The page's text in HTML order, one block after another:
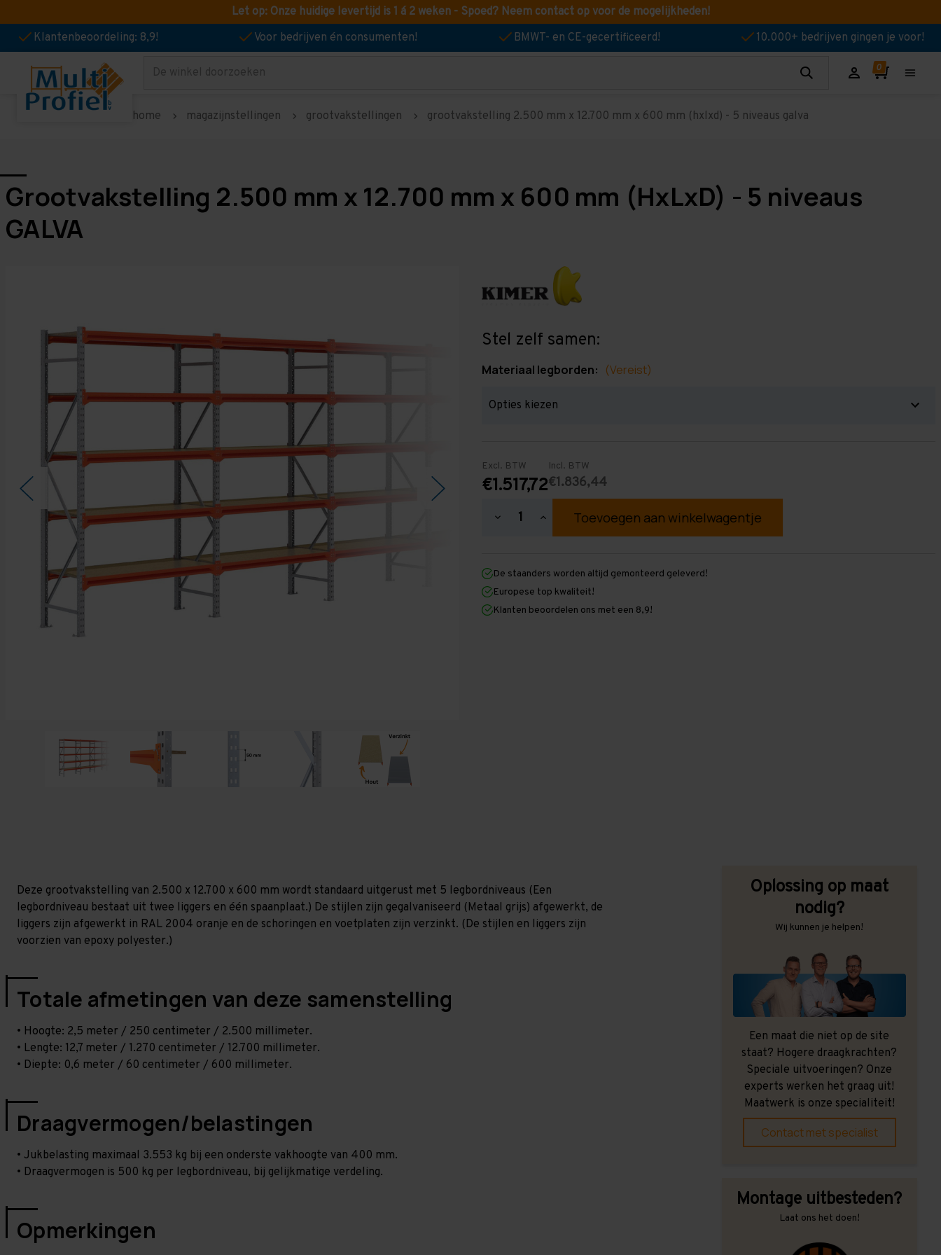
Let op: Onze huidige levertijd is 1 á 2 weken - Spoed? Neem contact op voor de mogelijkheden!
Klantenbeoordeling: 8,9!
Voor bedrijven én consumenten! BMWT- en CE-gecertificeerd! 10.000+ bedrijven gingen je voor!
Zoeken
home magazijnstellingen grootvakstellingen grootvakstelling 2.500 mm x 12.700 mm x 600 mm (hxlxd) - 5 niveaus galva
Grootvakstelling 2.500 mm x 12.700 mm x 600 mm (HxLxD) - 5 niveaus
GALVA
Stel zelf samen:
Materiaal legborden: (Vereist)
Excl. BTW
€1.517,72
Incl. BTW
€1.836,44
Hoeveelheid
2.500
mm
x
12.700
mm
Hoeveelheid
verhogen
2.500
mm
x
12.700
mm
De staanders worden altijd gemonteerd geleverd!
Europese top kwaliteit!
Klanten beoordelen ons met een 8,9!
Deze grootvakstelling van 2.500 x 12.700 x 600 mm wordt standaard uitgerust met 5 legbordniveaus (Een
legbordniveau bestaat uit twee liggers en één spaanplaat.) De stijlen zijn gegalvaniseerd (Metaal grijs) afgewerkt, de
liggers zijn afgewerkt in RAL 2004 oranje en de schoringen en voetplaten zijn verzinkt. (De stijlen en liggers zijn
voorzien van epoxy polyester.)
Totale afmetingen van deze samenstelling
• Hoogte: 2,5 meter / 250 centimeter / 2.500 millimeter.
• Lengte: 12,7 meter / 1.270 centimeter / 12.700 millimeter.
• Diepte: 0,6 meter / 60 centimeter / 600 millimeter.
Draagvermogen/belastingen
• Jukbelasting maximaal 3.553 kg bij een onderste vakhoogte van 400 mm.
• Draagvermogen is 500 kg per legbordniveau, bij gelijkmatige verdeling.
Opmerkingen
Oplossing op maat
nodig?
Wij kunnen je helpen!
Een maat die niet op de site
staat? Hogere draagkrachten?
Speciale uitvoeringen? Onze
experts werken het graag uit!
Maatwerk is onze specialiteit!
Contact met specialist
Montage uitbesteden?
Laat ons het doen!